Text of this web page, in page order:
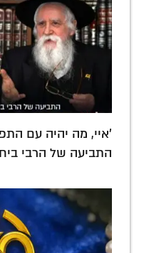
'איי, מה יהיה עם
התביעה של הרבי